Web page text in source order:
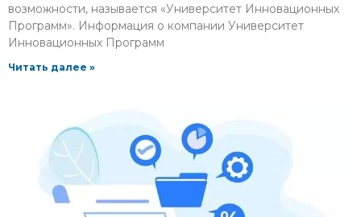
возможности, называется «Университет Инновационных
Программ». Информация о компании Университет
Инновационных Программ
Читать далее »